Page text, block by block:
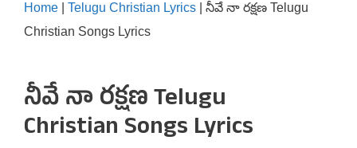
Home Telugu Christian Lyrics
నీవే నా రక్షణ Telugu
Christian Songs Lyrics
నీవే నా రక్షణ Telugu
Christian Songs Lyrics